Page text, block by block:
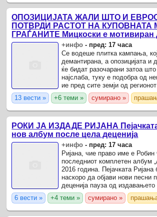
ОПОЗИЦИЈАТА ЖАЛИ ШТО И
ПОТВРДИ РАСТОТ НА КУПОВНАТА
ГРАЃАНИТЕ Мицкоски е мотивиран
уште подобра економска состојба
+инфо - пред: 17 часа
Се водеше плитка кампања,
демантирана, а опозицијата
ќе бидат разочарани затоа
најслаба, туку е подобра од
ие пред сите земји од
збор за куповната моќ на
премиерот ...
13 вести » +6 теми » сумирано »
РОКИ ЈА ИЗДАДЕ РИЈАНА
нов албум после цела деценија
+инфо - пред: 17 часа
Ријана, чие право име е Робин
последниот комплетен албум
2016 година. Пејачката
наскоро да објави нови песни
деценија пауза од
албум, изјави нејзиниот
Мајерс, познат како ...
6 вести » +4 теми » сумирано »